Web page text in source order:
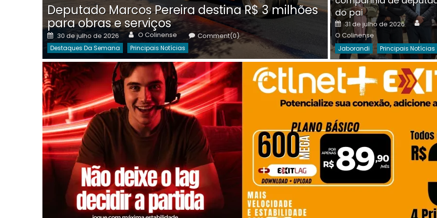
Deputado Marcos Pereira destina R$ 3 milhões
para obras e serviços
Posted
on
30 de julho de 2026 Author
O Colinense Comment(0)
Destaques Da Semana Principais Notícias
on
30 de julho de 2026 O
Destaques Da Semana
do pai
Posted
on
31 de julho de 2026
O Colinense
Jaborandi Principais Notícias